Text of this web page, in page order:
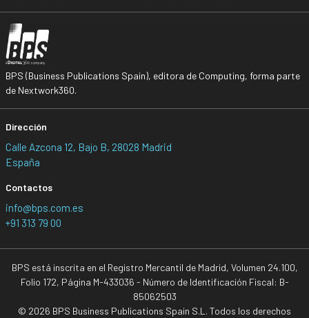
BPS (Business Publications Spain), editora de Computing, forma parte
de Nextwork360.
Dirección
Calle Azcona 12, Bajo B, 28028 Madrid
España
Contactos
info@bps.com.es
+91 313 79 00
BPS está inscrita en el Registro Mercantil de Madrid, Volumen 24.100,
Folio 172, Página M-433036 - Número de Identificación Fiscal: B-
85062503
© 2026 BPS Business Publications Spain S.L. Todos los derechos